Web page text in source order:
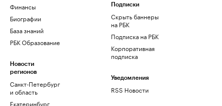
Финансы
Биографии
База знаний
РБК Образование
Новости
регионов
Санкт-Петербург
и область
Екатеринбург
Подписки
Скрыть баннеры
на РБК
Подписка на РБК
Корпоративная
подписка
Уведомления
RSS Новости